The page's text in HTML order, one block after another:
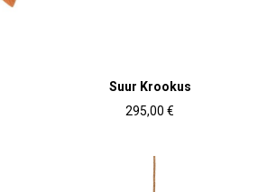
Suur Krookus
295,00 €